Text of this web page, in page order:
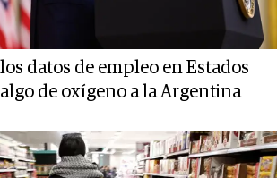
datos de empleo en Estados
de oxígeno a la Argentina